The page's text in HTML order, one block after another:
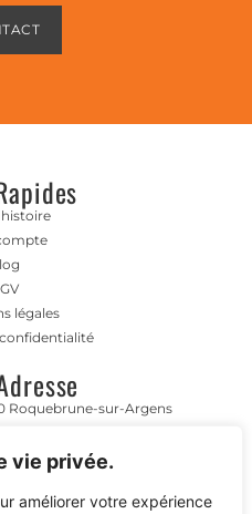
vie privée.
améliorer votre expérience
légales
Roquebrune-sur-Argens